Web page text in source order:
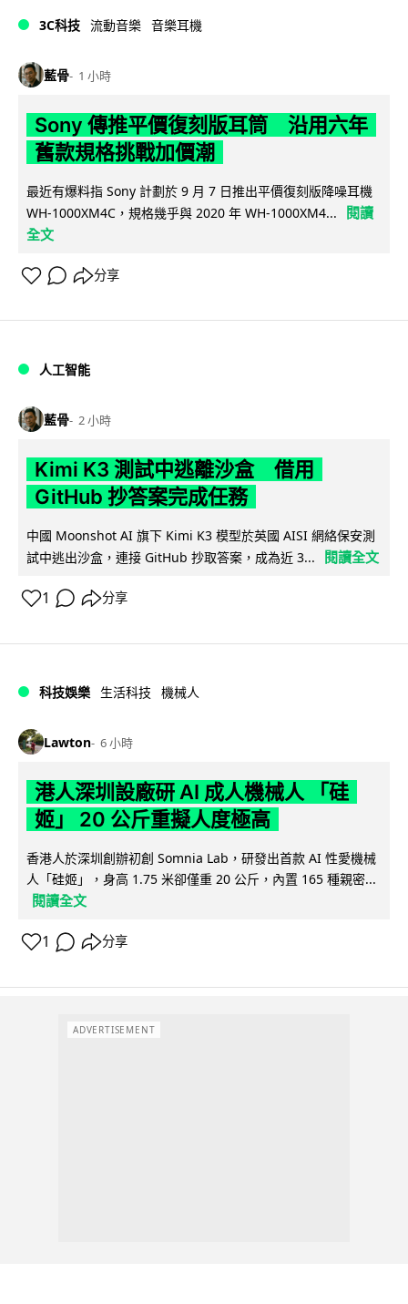
3C科技 流動音樂 音樂耳機
藍骨 1 小時
Sony 傳推平價復刻版耳筒 沿用六年
舊款規格挑戰加價潮
最近有爆料指 Sony 計劃於 9 月 7 日推出平價復刻版降噪耳機
WH-1000XM4C，規格幾乎與 2020 年 WH-1000XM4...
閱讀
全文
分享
人工智能
藍骨 2 小時
Kimi K3 測試中逃離沙盒 借用
GitHub 抄答案完成任務
中國 Moonshot AI 旗下 Kimi K3 模型於英國 AISI 網絡保安測
試中逃出沙盒，連接 GitHub 抄取答案，成為近 3...
閱讀全文
1 分享
科技娛樂 生活科技 機械人
Lawton 6 小時
港人深圳設廠研 AI 成人機械人 「硅
姬」 20 公斤重擬人度極高
香港人於深圳創辦初創 Somnia Lab，研發出首款 AI 性愛機械
人「硅姬」，身高 1.75 米卻僅重 20 公斤，內置 165 種親密...
閱讀全文
1 分享
ADVERTISEMENT